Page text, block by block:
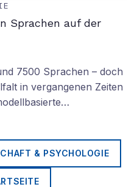
Sprachen auf der
7500 Sprachen – doch
in vergangenen Zeiten
& PSYCHOLOGIE